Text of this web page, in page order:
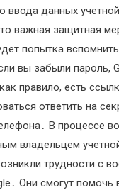
данных
важная защитная
попытка
вы забыли пароль,
правило, есть
ответить на
В процессе
владельцем
трудности с
Они смогут